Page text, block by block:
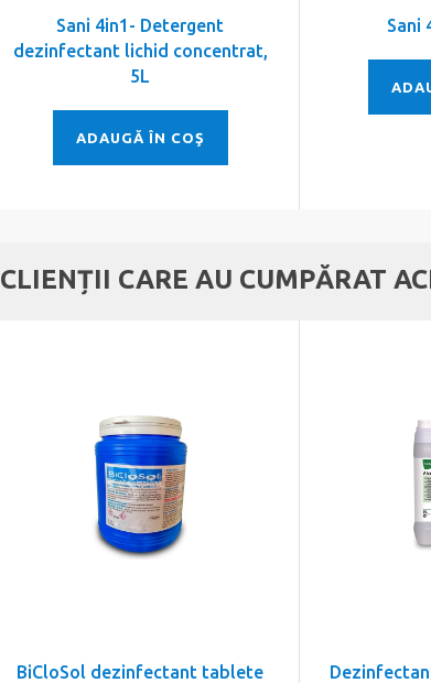
Sani 4in1- Detergent
dezinfectant lichid concentrat,
5L
ADAUGĂ ÎN COŞ
Sani
CLIENȚII CARE AU CUMPĂRAT
BiCloSol dezinfectant tablete